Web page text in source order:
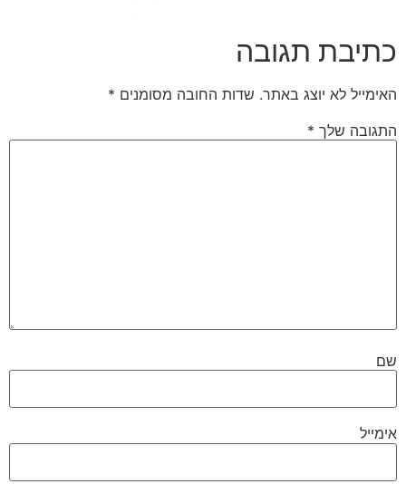
כתיבת תגובה
האימייל לא יוצג באתר. שדות החובה מסומנים *
התגובה שלך *
שם
אימייל